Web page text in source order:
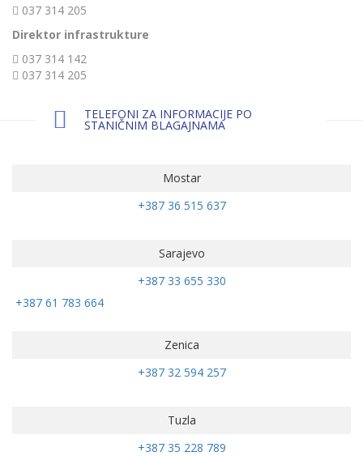
037 314 205
Direktor infrastrukture
037 314 142
037 314 205
TELEFONI ZA INFORMACIJE PO
STANIČNIM BLAGAJNAMA
Mostar
+387 36 515 637
Sarajevo
+387 33 655 330
+387 61 783 664
Zenica
+387 32 594 257
Tuzla
+387 35 228 789